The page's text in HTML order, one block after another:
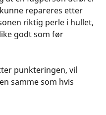
repareres etter
riktig perle i hullet,
godt som før
punkteringen, vil
samme som hvis